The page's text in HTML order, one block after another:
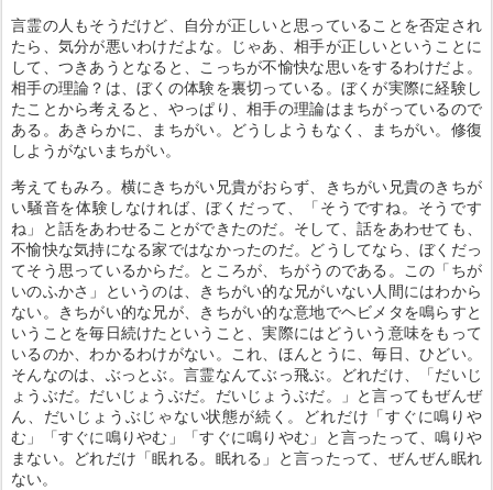
言霊の人もそうだけど、自分が正しいと思っていることを否定され
たら、気分が悪いわけだよな。じゃあ、相手が正しいということに
して、つきあうとなると、こっちが不愉快な思いをするわけだよ。
相手の理論？は、ぼくの体験を裏切っている。ぼくが実際に経験し
たことから考えると、やっぱり、相手の理論はまちがっているので
ある。あきらかに、まちがい。どうしようもなく、まちがい。修復
しようがないまちがい。
考えてもみろ。横にきちがい兄貴がおらず、きちがい兄貴のきちが
い騒音を体験しなければ、ぼくだって、「そうですね。そうです
ね」と話をあわせることができたのだ。そして、話をあわせても、
不愉快な気持になる家ではなかったのだ。どうしてなら、ぼくだっ
てそう思っているからだ。ところが、ちがうのである。この「ちが
いのふかさ」というのは、きちがい的な兄がいない人間にはわから
ない。きちがい的な兄が、きちがい的な意地でヘビメタを鳴らすと
いうことを毎日続けたということ、実際にはどういう意味をもって
いるのか、わかるわけがない。これ、ほんとうに、毎日、ひどい。
そんなのは、ぶっとぶ。言霊なんてぶっ飛ぶ。どれだけ、「だいじ
ょうぶだ。だいじょうぶだ。だいじょうぶだ。」と言ってもぜんぜ
ん、だいじょうぶじゃない状態が続く。どれだけ「すぐに鳴りや
む」「すぐに鳴りやむ」「すぐに鳴りやむ」と言ったって、鳴りや
まない。どれだけ「眠れる。眠れる」と言ったって、ぜんぜん眠れ
ない。